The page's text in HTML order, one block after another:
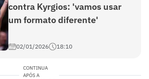
contra Kyrgios: 'vamos usar
um formato diferente'
02/01/2026 18:10
CONTINUA
APÓS A